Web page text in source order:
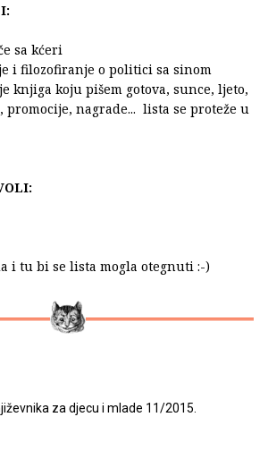
sa kćeri
i filozofiranje o politici sa sinom
knjiga koju pišem gotova, sunce, ljeto,
promocije, nagrade... lista se proteže u
i tu bi se lista mogla otegnuti :-)
za djecu i mlade 11/2015.